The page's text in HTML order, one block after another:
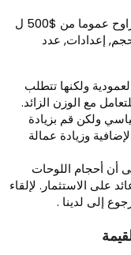
في 2026 يتراوح عموما من $500 ل
إعدادات, عدد
ولكنها تتطلب
مع الوزن الزائد.
ولكن قم بزيادة
وزيادة عمالة
أحجام اللوحات
الاستثمار. لإلقاء
إلى لدينا .